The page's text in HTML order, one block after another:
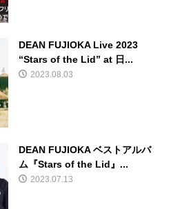
DEAN FUJIOKA Live 2023
“Stars of the Lid” at 日...
2023.08.03
DEAN FUJIOKA ベストアルバ
ム『Stars of the Lid』...
2023.07.13